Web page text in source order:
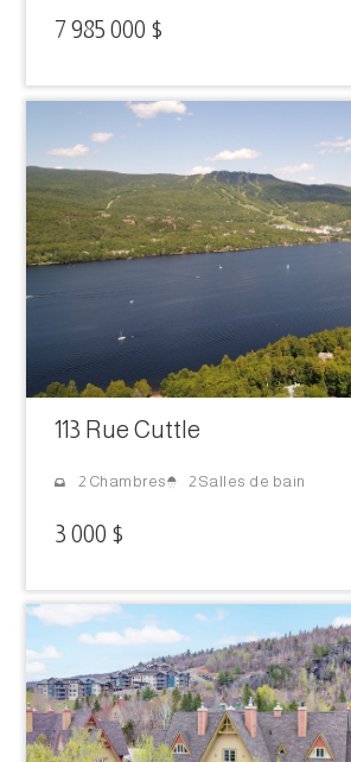
7 985 000 $
113 Rue Cuttle
2 Chambres 2 Salles de bain
3 000 $